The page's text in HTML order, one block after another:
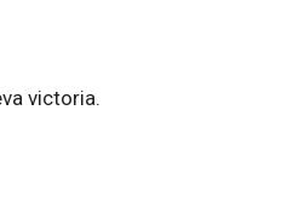
victoria.